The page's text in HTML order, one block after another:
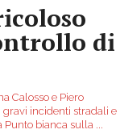
di
Calosso e Piero
gravi incidenti stradali e
Punto bianca sulla